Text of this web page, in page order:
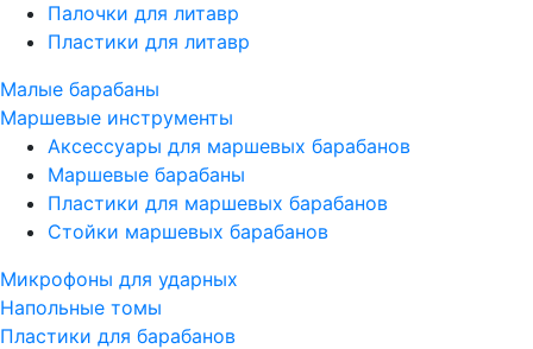
Палочки для литавр
Пластики для литавр
Малые барабаны
Маршевые инструменты
Аксессуары для маршевых барабанов
Маршевые барабаны
Пластики для маршевых барабанов
Стойки маршевых барабанов
Микрофоны для ударных
Напольные томы
Пластики для барабанов